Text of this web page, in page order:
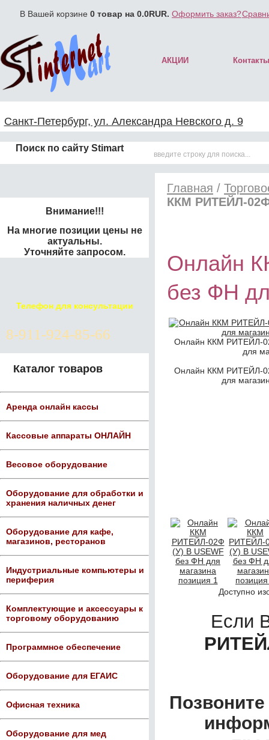
В Вашей корзине 0 товар на 0.0RUR. Оформить заказ?
АКЦИИ Контакты
Санкт-Петербург, ул. Александра Невского д. 9
Поиск по сайту Stimart
Внимание!!!
На многие позиции цены не
актуальны.
Уточняйте запросом.
Телефон для консультации
8-911-924-85-66
Каталог товаров
Аренда онлайн кассы
Кассовые аппараты ОНЛАЙН
Весовое оборудование
Оборудование для обработки и
хранения наличных денег
Оборудование для кафе,
магазинов, ресторанов
Индустриальные компьютеры и
периферия
Комплектующие и аксессуары к
торговому оборудованию
Программное обеспечение
Оборудование для ЕГАИС
Офисная техника
Оборудование для мед
Главная /
ККМ РИТЕЙЛ-02Ф
Онлайн
без ФН
Онлайн ККМ РИТЕЙЛ-
для
Онлайн ККМ РИТЕЙЛ-
для
Доступно
Если